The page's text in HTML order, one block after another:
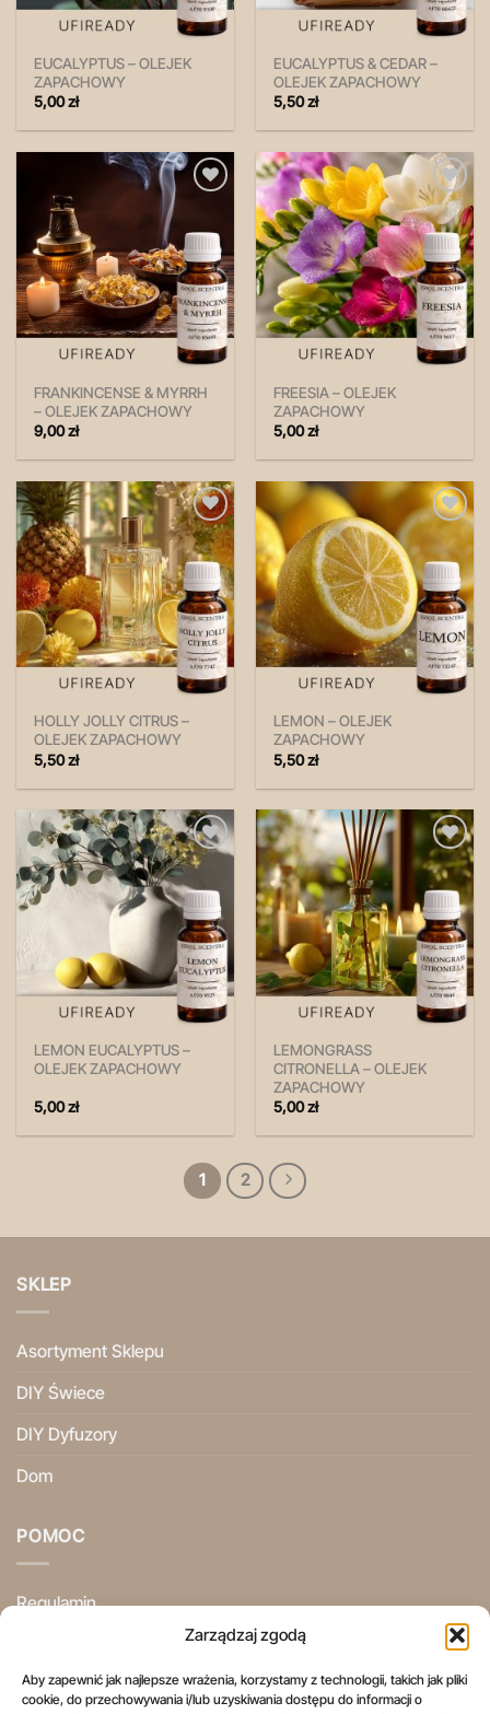
Zarządzaj zgodą
Aby zapewnić jak najlepsze wrażenia, korzystamy z technologii, takich jak pliki
cookie, do przechowywania i/lub uzyskiwania dostępu do informacji o
EUCALYPTUS – OLEJEK
ZAPACHOWY
5,00zł
EUCALYPTUS & CEDAR –
OLEJEK ZAPACHOWY
5,50zł
później!
FRANKINCENSE & MYRRH
– OLEJEK ZAPACHOWY
9,00zł
Zapisz
na
później!
FREESIA – OLEJEK
ZAPACHOWY
5,00zł
Zapisz
na
później!
HOLLY JOLLY CITRUS –
OLEJEK ZAPACHOWY
5,50zł
na
później!
LEMON – OLEJEK
ZAPACHOWY
5,50zł
Zapisz
później!
LEMON EUCALYPTUS –
OLEJEK ZAPACHOWY
5,00zł
Zapisz
na
później!
LEMONGRASS
CITRONELLA – OLEJEK
ZAPACHOWY
5,00zł
1 2
SKLEP
Asortyment Sklepu
DIY Świece
DIY Dyfuzory
Dom
POMOC
Regulamin
Ogólne Warunki Użytkowania